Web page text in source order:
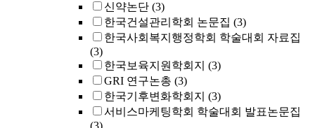
신약논단 (3)
한국건설관리학회 논문집 (3)
한국사회복지행정학회 학술대회 자료집
(3)
한국보육지원학회지 (3)
GRI 연구논총 (3)
한국기후변화학회지 (3)
서비스마케팅학회 학술대회 발표논문집
(3)